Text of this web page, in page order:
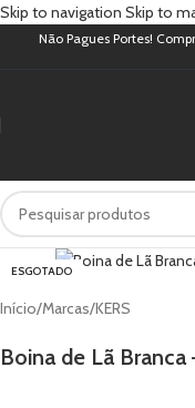
Skip to navigation Skip to
Não Pagues Portes!
ESGOTADO
Início/Marcas/KERS
Boina de Lã